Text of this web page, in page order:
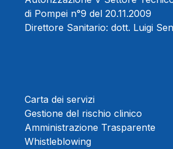
di Pompei n°9 del 20.11.2009
Direttore Sanitario: dott. Luigi
Carta dei servizi
Gestione del rischio clinico
Amministrazione Trasparente
Whistleblowing